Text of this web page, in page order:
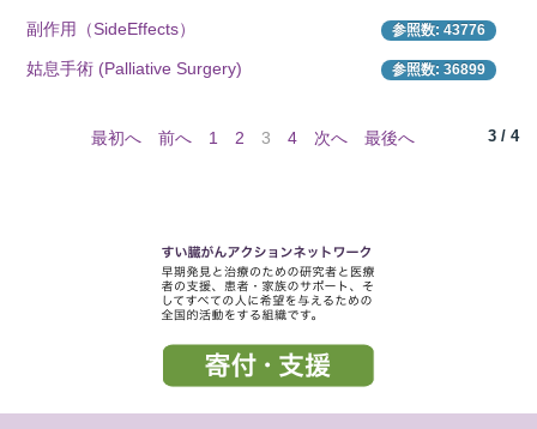
副作用（SideEffects） 参照数: 43776
姑息手術 (Palliative Surgery) 参照数: 36899
3 / 4
最初へ 前へ 1 2 3 4 次へ 最後へ